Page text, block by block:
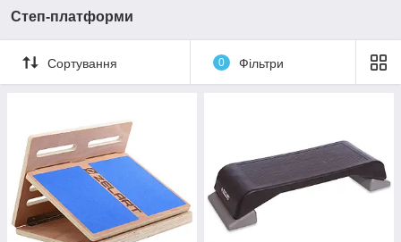
Степ-платформи
Сортування 0 Фільтри